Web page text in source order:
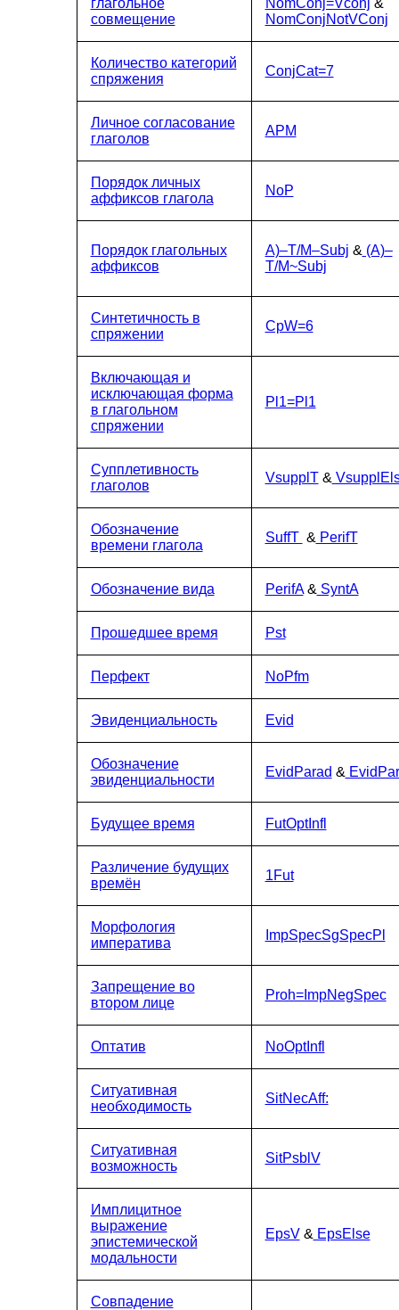
глагольное
совмещение
NomConj=Vconj &
NomConjNotVConj
Количество категорий
спряжения
ConjCat=7
Личное согласование
глаголов
APM
Порядок личных
аффиксов глагола
NoP
Порядок глагольных
аффиксов
A)–T/M–Subj & (A)–
T/M~Subj
Синтетичность в
спряжении
CpW=6
Включающая и
исключающая форма
в глагольном
спряжении
Pl1=Pl1
Супплетивность
глаголов
VsupplT &
Обозначение
времени глагола
SuffT & PerifT
Обозначение вида PerifA & SyntA
Прошедшее время Pst
Перфект NoPfm
Эвиденциальность Evid
Обозначение
эвиденциальности
EvidParad &
Будущее время FutOptInfl
Различение будущих
времён
1Fut
Морфология
императива
ImpSpecSgSpecPl
Запрещение во
втором лице
Proh=ImpNegSpec
Оптатив NoOptInfl
Ситуативная
необходимость
SitNecAff:
Ситуативная
возможность
SitPsblV
Имплицитное
выражение
эпистемической
модальности
EpsV & EpsElse
Совпадение